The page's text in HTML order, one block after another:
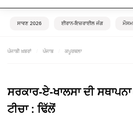
ਸਾਵਣ 2026 ਈਰਾਨ-ਇਜ਼ਰਾਈਲ ਜੰਗ ਮੌਸਮ
ਪੰਜਾਬੀ ਖ਼ਬਰਾਂ ਪੰਜਾਬ ਕਪੂਰਥਲਾ
ਸਰਕਾਰ-ਏ-ਖਾਲਸਾ ਦੀ ਸਥਾਪਨਾ
ਟੀਚਾ : ਢਿੱਲੋਂ